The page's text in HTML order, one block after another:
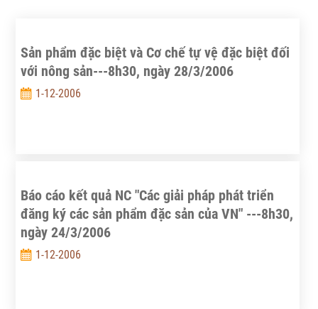
Sản phẩm đặc biệt và Cơ chế tự vệ đặc biệt đối
với nông sản---8h30, ngày 28/3/2006
1-12-2006
Báo cáo kết quả NC "Các giải pháp phát triển
đăng ký các sản phẩm đặc sản của VN" ---8h30,
ngày 24/3/2006
1-12-2006